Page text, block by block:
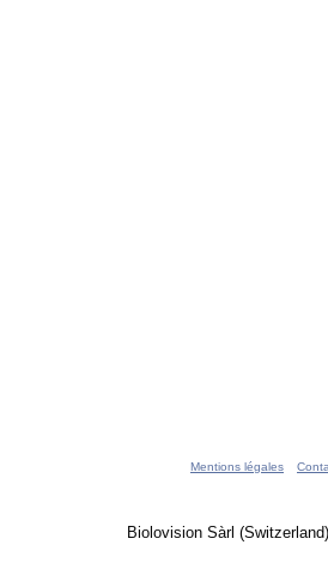
Mentions légales
Biolovision Sàrl